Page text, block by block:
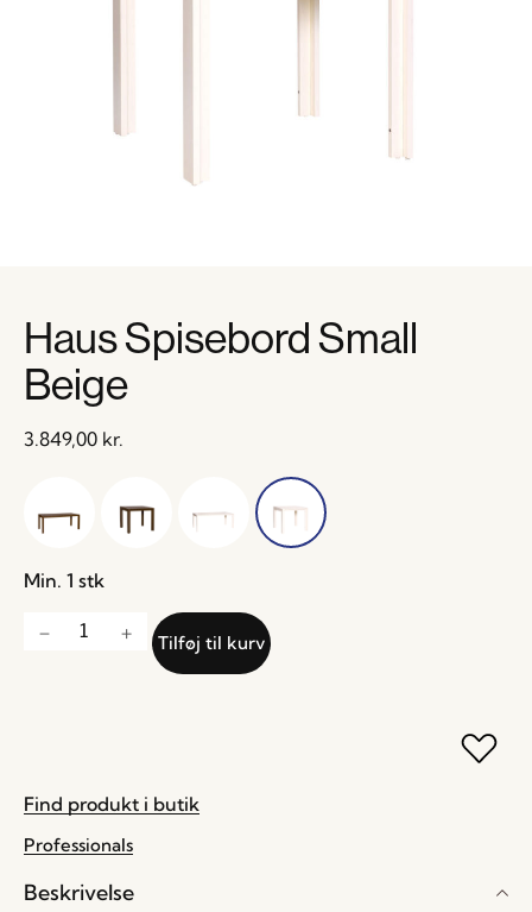
Haus Spisebord Small
Beige
3.849,00 kr.
Min. 1 stk
Tilføj til kurv
Find produkt i butik
Professionals
Beskrivelse